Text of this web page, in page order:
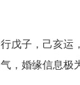
戊子，己亥运
，婚缘信息极